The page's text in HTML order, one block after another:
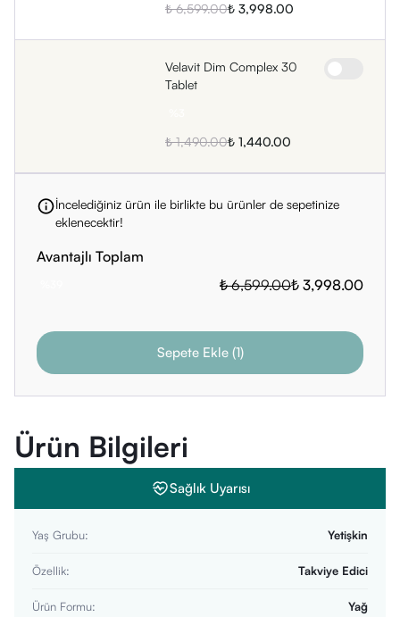
₺ 6,599.00₺ 3,998.00
Velavit Dim Complex 30
Tablet
₺ 1,490.00₺ 1,440.00
İncelediğiniz ürün ile birlikte bu ürünler de sepetinize
eklenecektir!
Avantajlı Toplam
₺ 6,599.00₺ 3,998.00
Sepete Ekle(1)
Ürün Bilgileri
Sağlık Uyarısı
Yaş Grubu: Yetişkin
Özellik: Takviye Edici
Ürün Formu: Yağ